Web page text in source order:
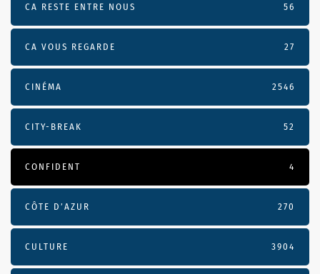
CA RESTE ENTRE NOUS 56
CA VOUS REGARDE 27
CINÉMA 2546
CITY-BREAK 52
CONFIDENT 4
CÔTE D’AZUR 270
CULTURE 3904